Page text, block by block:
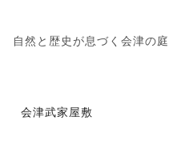
自然と歴史が息づく会津の庭
会津武家屋敷